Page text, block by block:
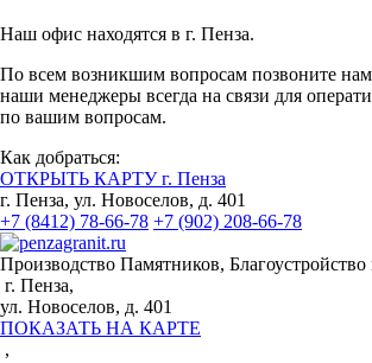
Наш офис находятся в г. Пенза.
По всем возникшим вопросам позвоните
наши менеджеры всегда на связи для
по вашим вопросам.
Как добраться:
ОТКРЫТЬ КАРТУ г. Пенза
г. Пенза, ул. Новоселов, д. 401
+7 (8412) 78-66-78 +7 (902) 208-66-78
Производство Памятников, Благоустройство
г. Пенза,
ул. Новоселов, д. 401
ПОКАЗАТЬ НА КАРТЕ
,